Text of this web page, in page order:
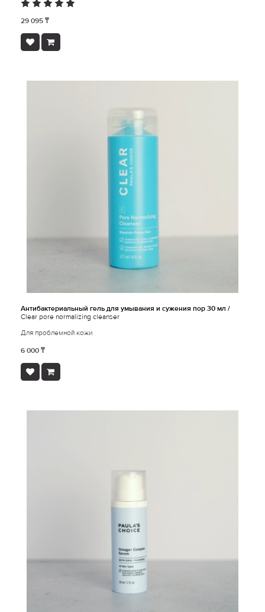
29 095 ₸
Антибактериальный гель для умывания и сужения пор 30 мл /
Clear pore normalizing cleanser
Для проблемной кожи
6 000 ₸